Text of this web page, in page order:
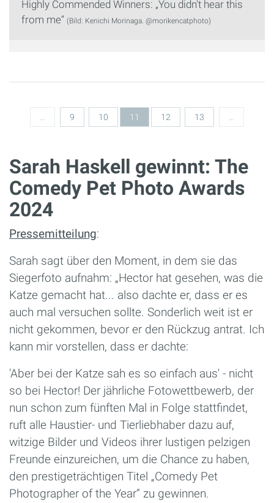
Highly Commended Winners: „You didn't hear this
from me“ (Bild: Kenichi Morinaga. @morikencatphoto)
Seiten
9 10 11 12 13
Sarah Haskell gewinnt: The
Comedy Pet Photo Awards
2024
Pressemitteilung:
Sarah sagt über den Moment, in dem sie das
Siegerfoto aufnahm: „Hector hat gesehen, was die
Katze gemacht hat... also dachte er, dass er es
auch mal versuchen sollte. Sonderlich weit ist er
nicht gekommen, bevor er den Rückzug antrat. Ich
kann mir vorstellen, dass er dachte:
'Aber bei der Katze sah es so einfach aus' - nicht
so bei Hector! Der jährliche Fotowettbewerb, der
nun schon zum fünften Mal in Folge stattfindet,
ruft alle Haustier- und Tierliebhaber dazu auf,
witzige Bilder und Videos ihrer lustigen pelzigen
Freunde einzureichen, um die Chance zu haben,
den prestigeträchtigen Titel „Comedy Pet
Photographer of the Year“ zu gewinnen.